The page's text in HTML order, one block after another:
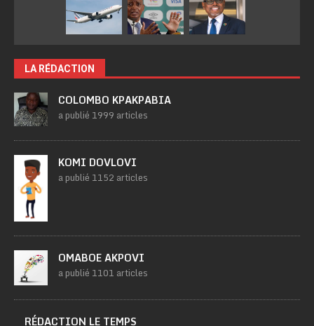
LA RÉDACTION
COLOMBO KPAKPABIA
a publié 1999 articles
KOMI DOVLOVI
a publié 1152 articles
OMABOE AKPOVI
a publié 1101 articles
RÉDACTION LE TEMPS